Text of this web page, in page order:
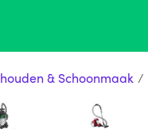
& Schoonmaak /